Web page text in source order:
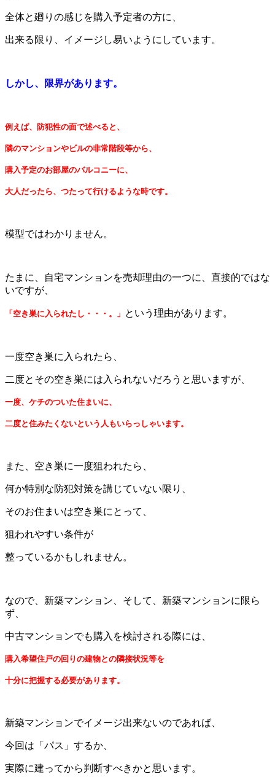
全体と廻りの感じを購入予定者の方に、
出来る限り、イメージし易いようにしています。
しかし、限界があります。
例えば、防犯性の面で述べると、
隣のマンションやビルの非常階段等から、
購入予定のお部屋のバルコニーに、
大人だったら、つたって行けるような時です。
模型ではわかりません。
たまに、自宅マンションを売却理由の一つに、直接的ではな
いですが、
「空き巣に入られたし・・・。」 という理由があります。
一度空き巣に入られたら、
二度とその空き巣には入られないだろうと思いますが、
一度、ケチのついた住まいに、
二度と住みたくないという人もいらっしゃいます。
また、空き巣に一度狙われたら、
何か特別な防犯対策を講じていない限り、
そのお住まいは空き巣にとって、
狙われやすい条件が
整っているかもしれません。
なので、新築マンション、そして、新築マンションに限ら
ず、
中古マンションでも購入を検討される際には、
購入希望住戸の回りの建物との隣接状況等を
十分に把握する必要があります。
新築マンションでイメージ出来ないのであれば、
今回は「パス」するか、
実際に建ってから判断すべきかと思います。